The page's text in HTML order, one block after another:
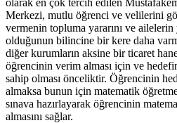
olarak en çok tercih edilen
Merkezi, mutlu öğrenci ve velilerini
vermenin topluma yararını ve ailelerin
olduğunun bilincine bir kere daha
diğer kurumların aksine bir ticaret
öğrencinin verim alması için ve
sahip olması önceliktir. Öğrencinin
almaksa bunun için matematik
sınava hazırlayarak öğrencinin
almasını sağlar.